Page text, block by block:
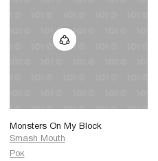
Monsters On My Block
Smash Mouth
Рок